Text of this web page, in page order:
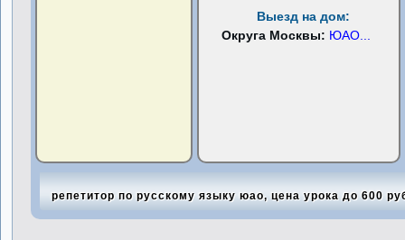
Выезд на дом:
Округа Москвы: ЮАО
репетитор по русскому языку юао, цена урока до 600